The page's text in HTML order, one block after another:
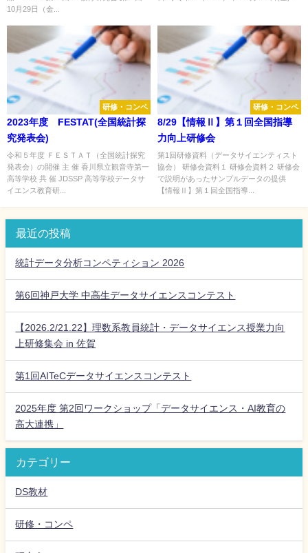
10月29日（金...
研修・コンペ
2023年度 FESTAT(全国統計探
究発表会)
令和５年度 ＦＥＳＴＡＴ（全国統計探究
発表会）の開催 主 催 香川県立観音寺第一
高等学校 共 催 JDSSP 高等学校データサ
イエンス教育研...
研修・コンペ
8/29【情報Ⅱ】第１回全国指導
力向上研修会
第1回研修資料（データサイエンティスト
協会） 研修会資料１ 研修会資料２ 研修会
で説明があったサンプルデータの提供
【情報Ⅱ】第１回全国指導...
最近の投稿
統計データ分析コンペティション 2026
第6回神戸大学 中高生データサイエンスコンテスト
【2026.2/21.22】理数系教員統計・データサイエンス授業力向
上研修集会 in 佐賀
第1回AITeCデータサイエンスコンテスト
2025年度 第2回ワークショップ「データサイエンス・AI教育の
高大連携」
カテゴリー
DS教材
研修・コンペ